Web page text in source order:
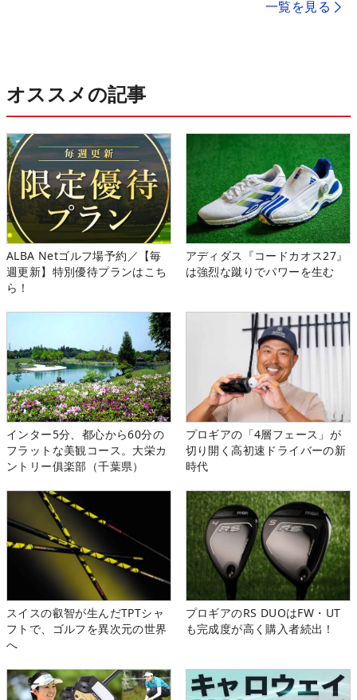
一覧を見る
オススメの記事
ALBA Netゴルフ場予約／【毎
週更新】特別優待プランはこち
ら！
アディダス『コードカオス27』
は強烈な蹴りでパワーを生む
インター5分、都心から60分の
フラットな美観コース。大栄カ
ントリー俱楽部（千葉県）
プロギアの「4層フェース」が
切り開く高初速ドライバーの新
時代
スイスの叡智が生んだTPTシャ
フトで、ゴルフを異次元の世界
へ
プロギアのRS DUOはFW・UT
も完成度が高く購入者続出！